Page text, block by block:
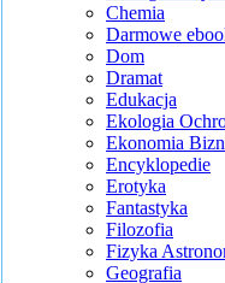
Chemia
Darmowe
Dom
Dramat
Edukacja
Ekologia
Ekonomia
Encyklopedie
Erotyka
Fantastyka
Filozofia
Fizyka
Geografia